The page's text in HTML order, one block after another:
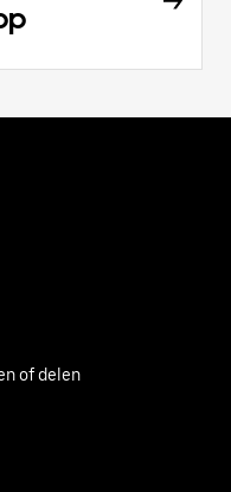
of delen